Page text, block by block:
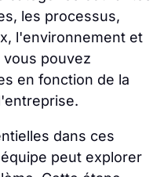
les processus,
l'environnement et
vous pouvez
en fonction de la
dans ces
peut explorer